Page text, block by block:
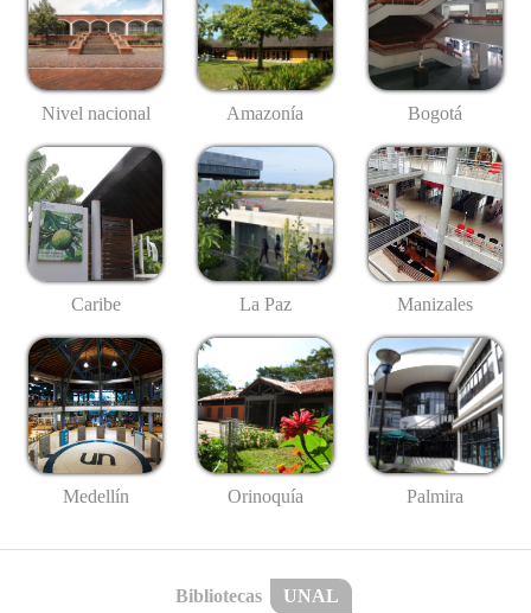
Nivel nacional Amazonía Bogotá
Caribe La Paz Manizales
Medellín Orinoquía Palmira
Bibliotecas UNAL